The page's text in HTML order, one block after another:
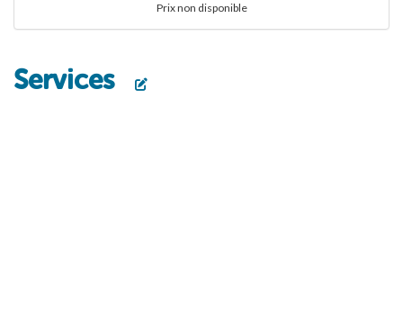
Prix non disponible
Services